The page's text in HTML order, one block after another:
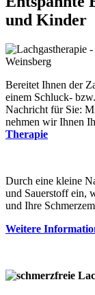
und Kinder
Bereitet Ihnen der
einem Schluck-
Nachricht für Sie:
nehmen wir Ihnen
Therapie
Durch eine kleine
und Sauerstoff ein,
und Ihre
Weitere